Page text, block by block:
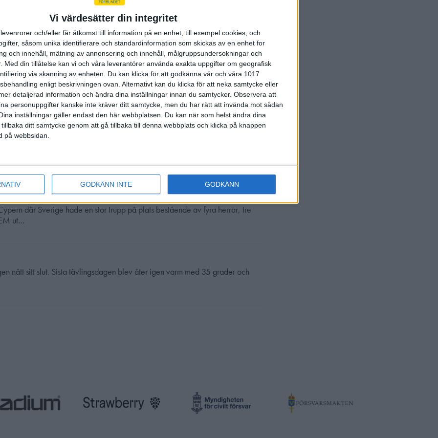
Vi värdesätter din integritet
och/eller får åtkomst till information på en enhet, till exempel cookies, och
såsom unika identifierare och standardinformation som skickas av en enhet for
och innehåll, mätning av annonsering och innehåll, målgruppsundersokningar och
Med din tillåtelse kan vi och våra leverantörer använda exakta uppgifter om geografisk
via skanning av enheten. Du kan klicka för att godkänna vår och våra 1017
enligt beskrivningen ovan. Alternativt kan du klicka för att neka samtycke eller
detaljerad information och ändra dina inställningar innan du samtycker. Observera att
personuppgifter kanske inte kräver ditt samtycke, men du har rätt att invända mot sådan
inställningar gäller endast den här webbplatsen. Du kan när som helst ändra dina
ditt samtycke genom att gå tillbaka till denna webbplats och klicka på knappen
på webbsidan.
GODKÄNN INTE GODKÄNN
i 10 m luftpistol där herr- och damfinalen skulle avgöras i
där…
andra skyttar (https://showrankings.azurewebsites.net/) Säsongen startade
där Sverige hade en stor trupp på plats bestående av fyra herrar, tre
ut…
nått sitt slut. Sista tävlingsdagen blev åter igen varm med 35 grader och